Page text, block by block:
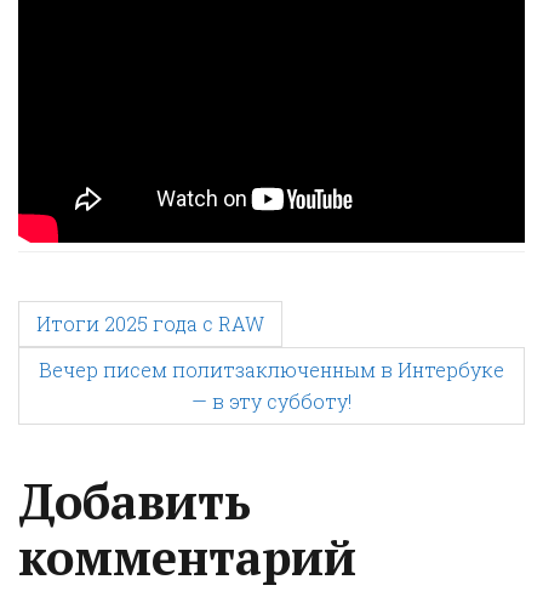
P
o
s
t
Итоги 2025 года с RAW
Вечер писем политзаключенным в Интербуке
— в эту субботу!
Добавить
комментарий